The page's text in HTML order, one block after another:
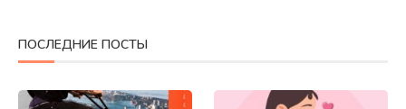
ПОСЛЕДНИЕ ПОСТЫ